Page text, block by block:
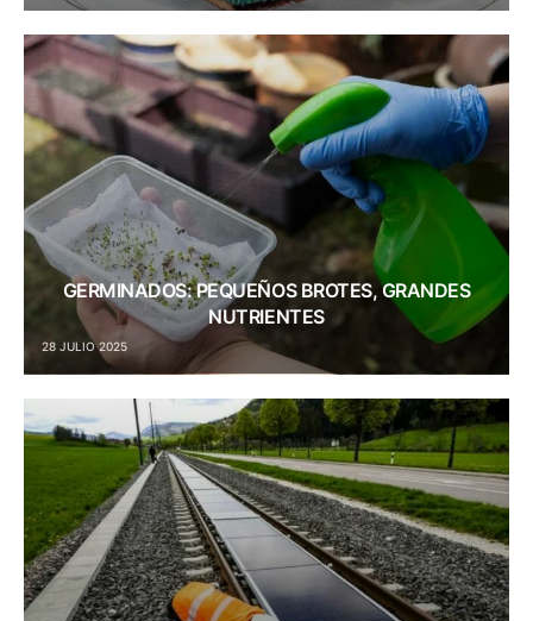
GERMINADOS: PEQUEÑOS BROTES, GRANDES
NUTRIENTES
28 JULIO 2025